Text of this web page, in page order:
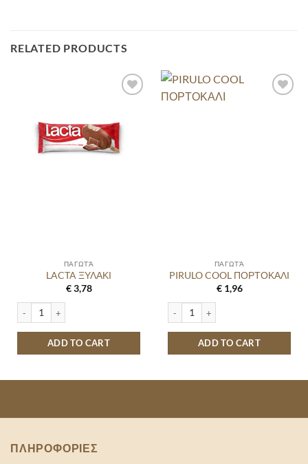
RELATED PRODUCTS
ΠΑΓΩΤΆ
LACTA ΞΥΛΑΚΙ
€3,78
LACTA ΞΥΛΑΚΙ quantity
ADD TO CART
ΠΑΓΩΤΆ
PIRULO COOL ΠΟΡΤΟΚΑΛΙ
€1,96
PIRULO COOL ΠΟΡΤΟΚΑΛΙ quantity
ADD TO CART
ΠΛΗΡΟΦΟΡΙΕΣ